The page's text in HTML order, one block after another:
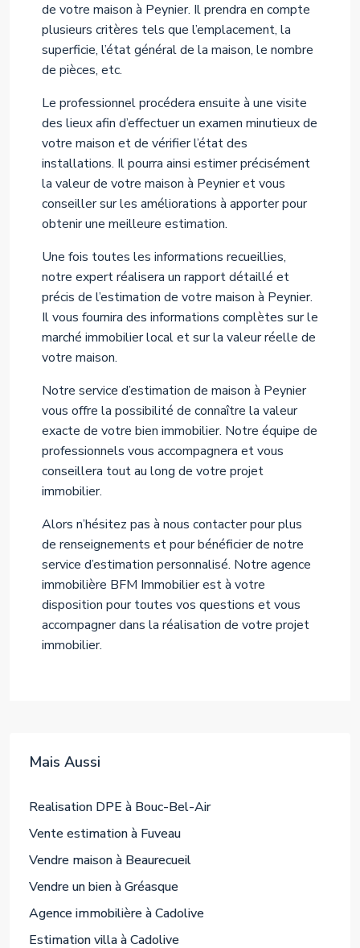
de votre maison à Peynier. Il prendra en compte
plusieurs critères tels que l’emplacement, la
superficie, l’état général de la maison, le nombre
de pièces, etc.
Le professionnel procédera ensuite à une visite
des lieux afin d’effectuer un examen minutieux de
votre maison et de vérifier l’état des
installations. Il pourra ainsi estimer précisément
la valeur de votre maison à Peynier et vous
conseiller sur les améliorations à apporter pour
obtenir une meilleure estimation.
Une fois toutes les informations recueillies,
notre expert réalisera un rapport détaillé et
précis de l’estimation de votre maison à Peynier.
Il vous fournira des informations complètes sur le
marché immobilier local et sur la valeur réelle de
votre maison.
Notre service d’estimation de maison à Peynier
vous offre la possibilité de connaître la valeur
exacte de votre bien immobilier. Notre équipe de
professionnels vous accompagnera et vous
conseillera tout au long de votre projet
immobilier.
Alors n’hésitez pas à nous contacter pour plus
de renseignements et pour bénéficier de notre
service d’estimation personnalisé. Notre agence
immobilière BFM Immobilier est à votre
disposition pour toutes vos questions et vous
accompagner dans la réalisation de votre projet
immobilier.
Mais Aussi
Realisation DPE à Bouc-Bel-Air
Vente estimation à Fuveau
Vendre maison à Beaurecueil
Vendre un bien à Gréasque
Agence immobilière à Cadolive
Estimation villa à Cadolive